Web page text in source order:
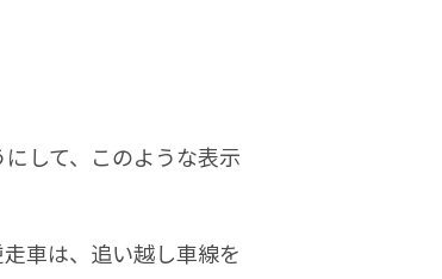
して、このような表示
車は、追い越し車線を